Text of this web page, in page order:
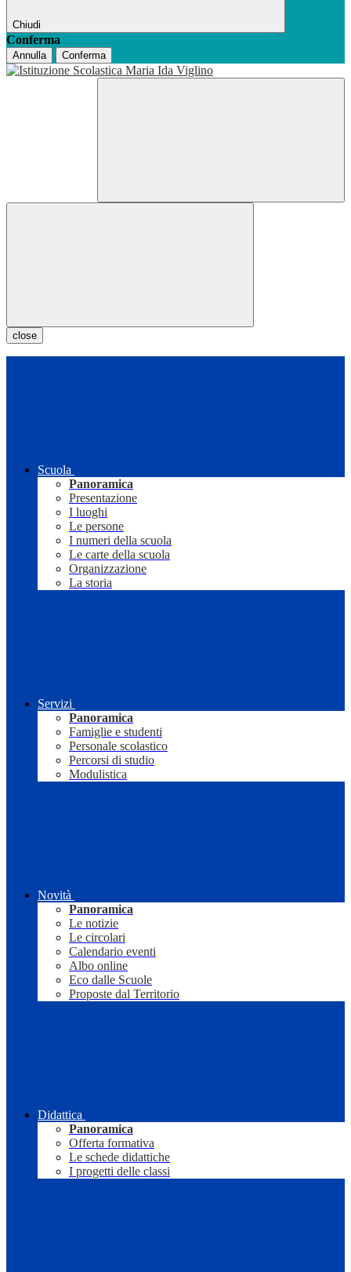
Chiudi
Conferma
Annulla Conferma
close
Scuola
Panoramica
Presentazione
I luoghi
Le persone
I numeri della scuola
Le carte della scuola
Organizzazione
La storia
Servizi
Panoramica
Famiglie e studenti
Personale scolastico
Percorsi di studio
Modulistica
Novità
Panoramica
Le notizie
Le circolari
Calendario eventi
Albo online
Eco dalle Scuole
Proposte dal Territorio
Didattica
Panoramica
Offerta formativa
Le schede didattiche
I progetti delle classi